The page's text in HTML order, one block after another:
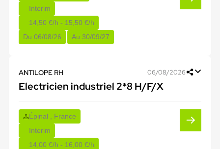
Interim
14,50 €/h - 15,50 €/h
Du:06/08/26 Au:30/09/27
ANTILOPE RH 06/08/2026
Electricien industriel 2*8 H/F/X
Épinal , France
Interim
14,00 €/h - 16,00 €/h